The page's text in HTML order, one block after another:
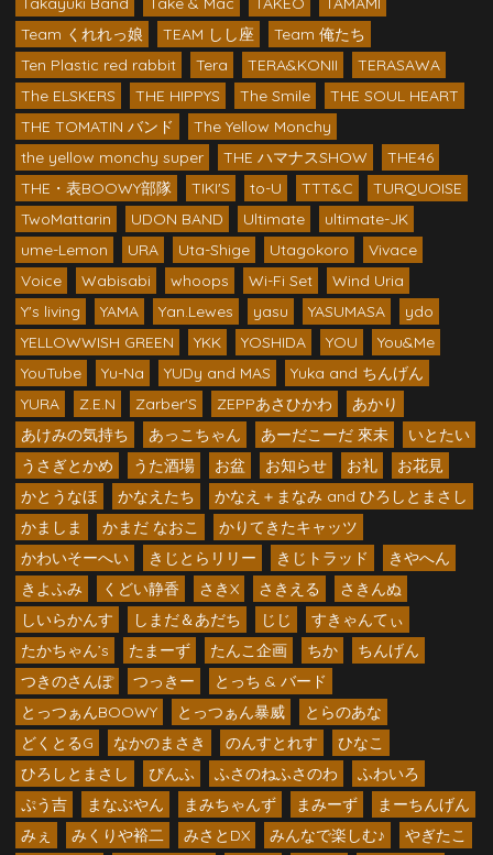
Team くれれっ娘
TEAM しし座
Team 俺たち
Ten Plastic red rabbit
Tera TERA&KONII
TERASAWA
The ELSKERS
THE HIPPYS The Smile
THE SOUL HEART
THE TOMATIN バンド
The Yellow Monchy
the yellow monchy super
THE ハマナスSHOW
THE46
THE・表BOOWY部隊
TIKI'S to-U TTT&C
TURQUOISE
TwoMattarin
UDON BAND Ultimate
ultimate-JK
ume-Lemon
URA Uta-Shige Utagokoro
Vivace
Voice
Wabisabi whoops Wi-Fi Set
Wind Uria
Y's living
YAMA Yan.Lewes yasu YASUMASA
ydo
YELLOWWISH GREEN
YKK YOSHIDA YOU
You&Me
YouTube
Yu-Na YUDy and MAS
Yuka and ちんげん
YURA
Z.E.N Zarber'S ZEPPあさひかわ
あかり
あけみの気持ち
あっこちゃん あーだこーだ 來未
いとたい
うさぎとかめ
うた酒場 お盆 お知らせ お礼
お花見
かとうなほ
かなえたち
かなえ＋まなみ and ひろしとまさし
かましま
かまだ なおこ
かりてきたキャッツ
かわいそーへい
きじとらリリー きじトラッド
きやへん
きよふみ
くどい静香 さきX さきえる
さきんぬ
しいらかんす
しまだ＆あだち じじ
すきゃんてぃ
たかちゃん’s
たまーず たんこ企画 ちか
ちんげん
つきのさんぽ
つっきー
とっち & バード
とっつぁんBOOWY
とっつぁん暴威
とらのあな
どくとるG
なかのまさき のんすとれす
ひなこ
ひろしとまさし
ぴんふ ふさのねふさのわ
ふわいろ
ぷう吉
まなぶやん まみちゃんず まみーず
まーちんげん
みぇ
みくりや裕二 みさとDX みんなで楽しむ♪
やぎたこ